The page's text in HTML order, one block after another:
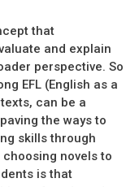
that
and explain
perspective. So
EFL (English as a
can be a
the ways to
skills through
novels to
is that